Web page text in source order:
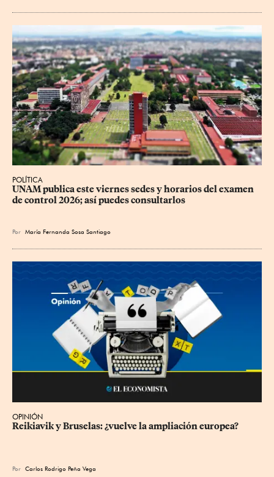
POLÍTICA
UNAM publica este viernes sedes y horarios del examen
de control 2026; así puedes consultarlos
Por María Fernanda Sosa Santiago
OPINIÓN
Reikiavik y Bruselas: ¿vuelve la ampliación europea?
Por Carlos Rodrigo Peña Vega